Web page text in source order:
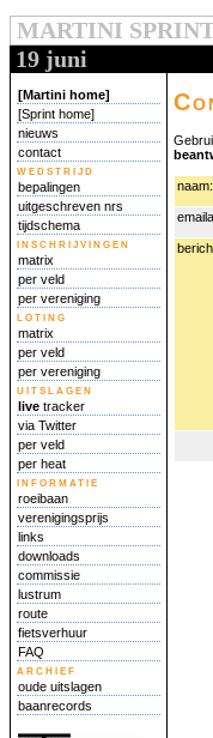
MARTINI
19 juni
[Martini home]
[Sprint home]
nieuws
contact
wedstrijd
bepalingen
uitgeschreven nrs
tijdschema
inschrijvingen
matrix
per veld
per vereniging
loting
matrix
per veld
per vereniging
uitslagen
live tracker
via Twitter
per veld
per heat
informatie
roeibaan
verenigingsprijs
links
downloads
commissie
lustrum
route
fietsverhuur
FAQ
archief
oude uitslagen
baanrecords
naam: